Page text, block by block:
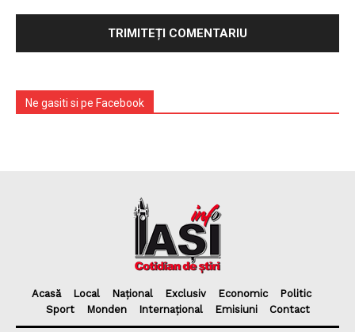
Ne gasiti si pe Facebook
Acasă Local Național Exclusiv Economic
Politic
Sport
Monden Internațional Emisiuni Contact